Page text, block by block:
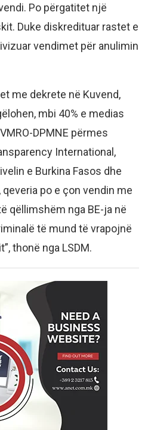
Po përgatitet një
Duke diskredituar rastet e
vendimet për anulimin
me dekrete në Kuvend,
mbi 40% e medias
DPMNE përmes
International,
e Burkina Fasos dhe
po e çon vendin me
qëllimshëm nga BE-ja në
të mund të vrapojnë
thonë nga LSDM.